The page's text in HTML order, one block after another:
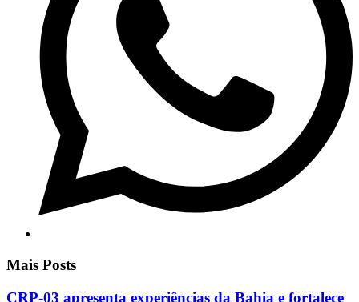
Mais Posts
CRP-03 apresenta experiências da Bahia e fortalece